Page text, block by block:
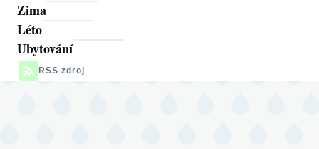
Zima
Léto
Ubytování
RSS zdroj